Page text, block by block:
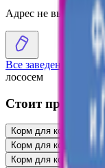
Адрес не выбран
Все заведения
лососем
Стоит
Корм для кошек
Корм для кошек
Корм для кошек